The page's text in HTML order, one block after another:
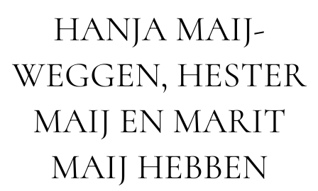
HANJA MAIJ-
WEGGEN, HESTER
MAIJ EN MARIT
MAIJ HEBBEN